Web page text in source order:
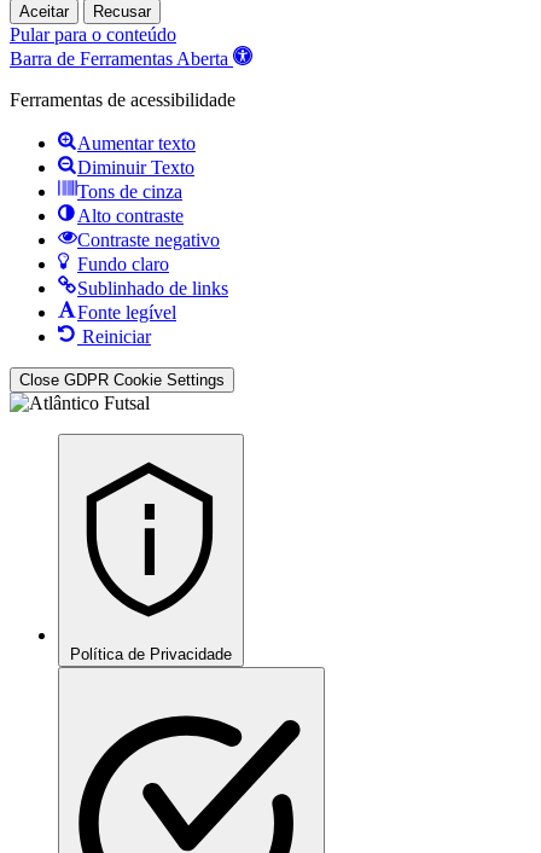
Aceitar Recusar
Pular para o conteúdo
Barra de Ferramentas Aberta
Ferramentas de acessibilidade
Aumentar texto
Diminuir Texto
Tons de cinza
Alto contraste
Contraste negativo
Fundo claro
Sublinhado de links
Fonte legível
Reiniciar
Close GDPR Cookie Settings
Política de Privacidade